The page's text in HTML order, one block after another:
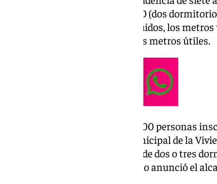
construidos (un dormitorio) y 70 (dos
de 58 metros cuadrados construidos, los
los de 70 no se han precisado los metros útiles.
Sin embargo, de las más de 14.000 personas
demandantes del Instituto Municipal de la
están interesadas en viviendas de dos o tres
mayoría de minipisos, tal y como anunció el